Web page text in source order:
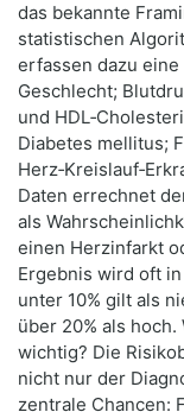
das bekannte
statistischen
erfassen dazu
Geschlecht;
und
Diabetes mellitus;
Daten errechnet
als
einen Herzinfarkt
Ergebnis wird oft
unter 10% gilt als
über 20% als
wichtig? Die
nicht nur der
zentrale Chancen: